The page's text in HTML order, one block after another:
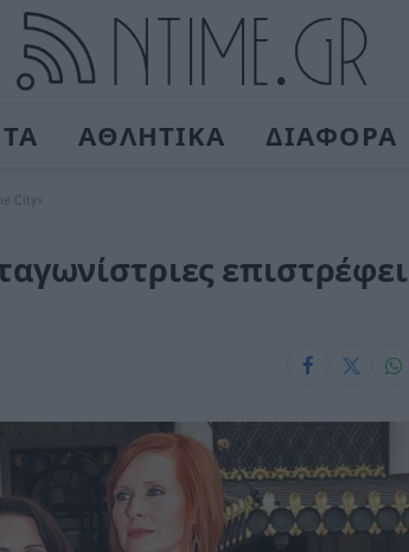
ΑΘΛΗΤΙΚΑ ΔΙΑΦΟΡΑ
City»
επιστρέφει